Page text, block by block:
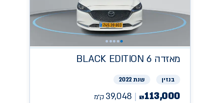
מאזדה BLACK EDITION 6
בנזין שנת 2022
₪113,000
39,048 ק״מ